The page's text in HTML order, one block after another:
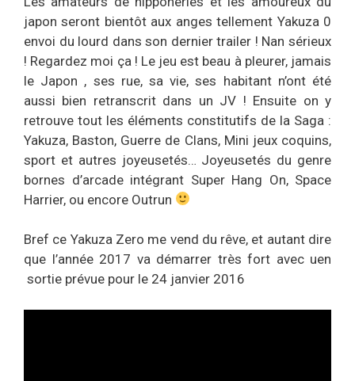
japon seront bientôt aux anges tellement Yakuza 0
envoi du lourd dans son dernier trailer ! Nan sérieux
! Regardez moi ça ! Le jeu est beau à pleurer, jamais
le Japon , ses rue, sa vie, ses habitant n’ont été
aussi bien retranscrit dans un JV ! Ensuite on y
retrouve tout les éléments constitutifs de la Saga :
Yakuza, Baston, Guerre de Clans, Mini jeux coquins,
sport et autres joyeusetés… Joyeusetés du genre
bornes d’arcade intégrant Super Hang On, Space
Harrier, ou encore Outrun
Bref ce Yakuza Zero me vend du rêve, et autant dire
que l’année 2017 va démarrer très fort avec uen
sortie prévue pour le 24 janvier 2016